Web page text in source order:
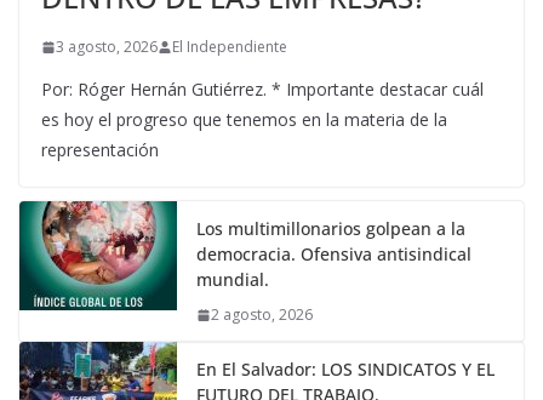
3 agosto, 2026 El Independiente
Por: Róger Hernán Gutiérrez. * Importante destacar cuál
es hoy el progreso que tenemos en la materia de la
representación
Los multimillonarios golpean a la
democracia. Ofensiva antisindical
mundial.
2 agosto, 2026
En El Salvador: LOS SINDICATOS Y EL
FUTURO DEL TRABAJO.